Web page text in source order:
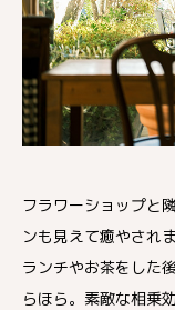
フラワーショップと
ンも見えて癒やされ
ランチやお茶をした
らほら。素敵な相乗